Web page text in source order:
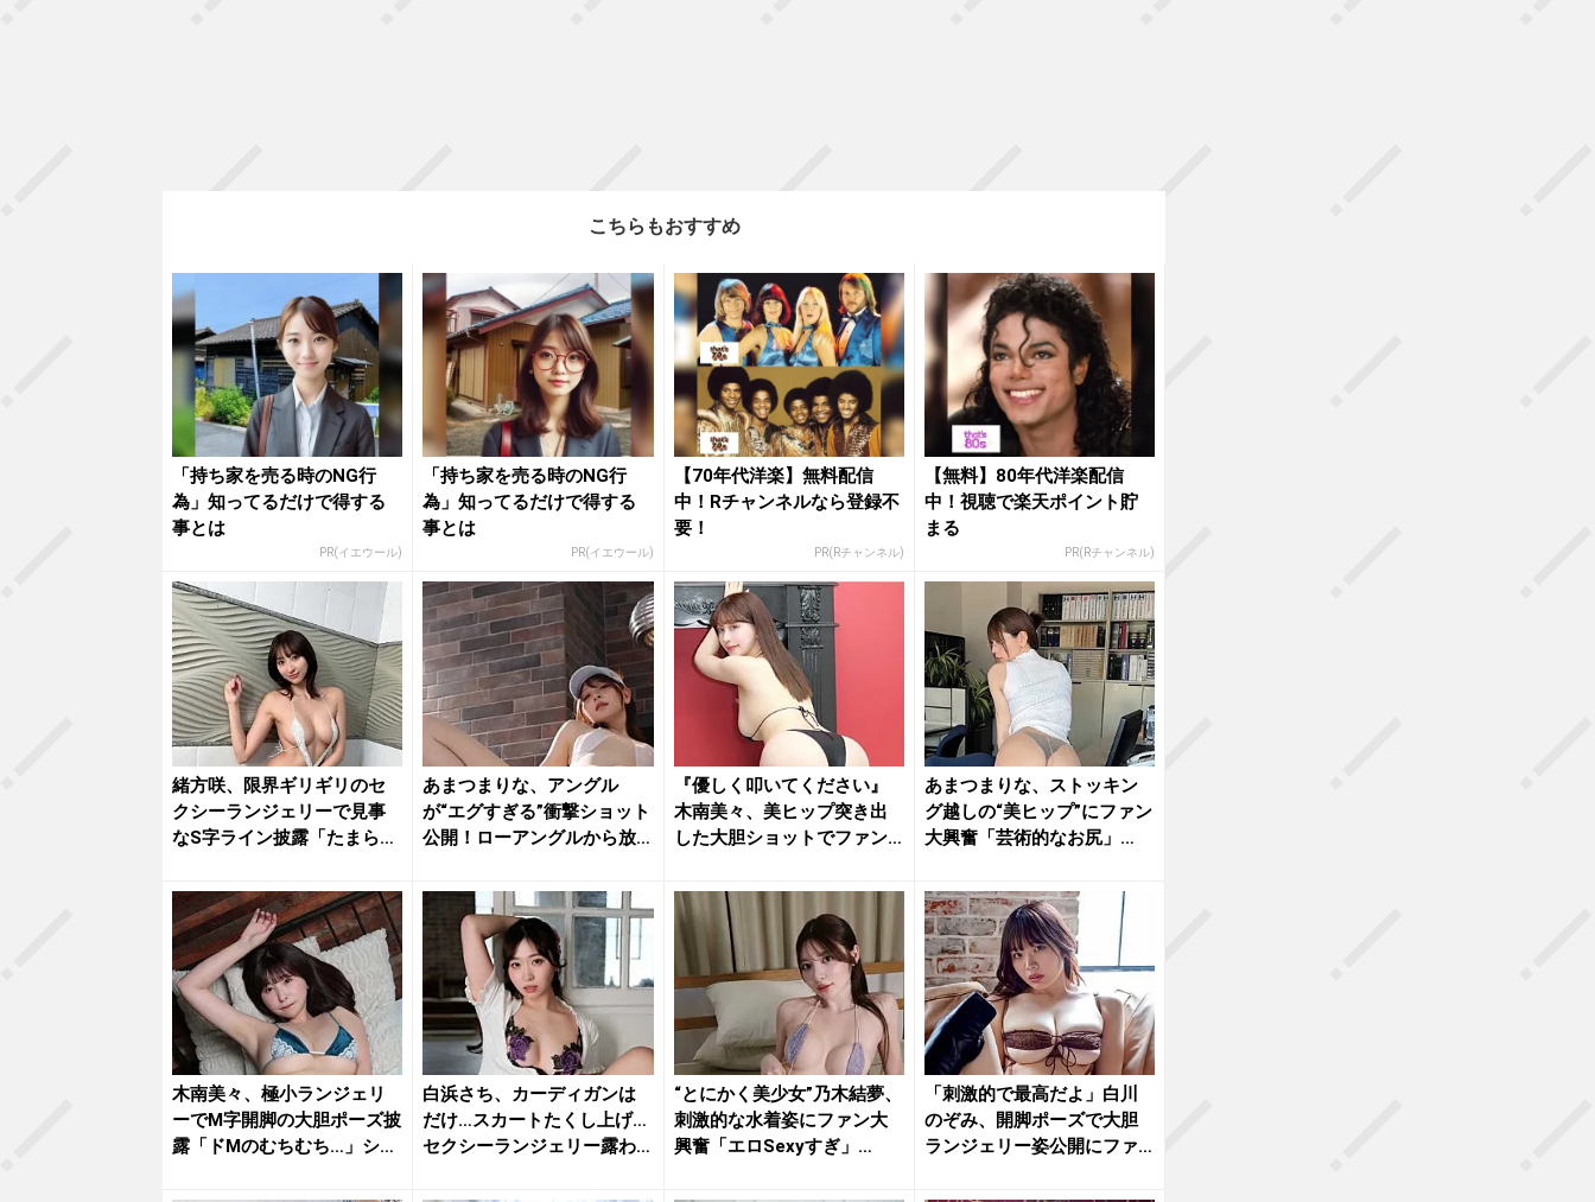
こちらもおすすめ
「持ち家を売る時のNG行
為」知ってるだけで得する
事とは
PR(イエウール)
「持ち家を売る時のNG行
為」知ってるだけで得する
事とは
PR(イエウール)
【70年代洋楽】無料配信
中！Rチャンネルなら登録不
要！
PR(Rチャンネル)
【無料】80年代洋楽配信
中！視聴で楽天ポイント貯
まる
PR(Rチャンネル)
緒方咲、限界ギリギリのセ
クシーランジェリーで見事
なS字ライン披露「たまらな
あまつまりな、アングル
が“エグすぎる”衝撃ショット
公開！ローアングルから放
『優しく叩いてください』
木南美々、美ヒップ突き出
した大胆ショットでファン
あまつまりな、ストッキン
グ越しの“美ヒップ”にファン
大興奮「芸術的なお尻」
木南美々、極小ランジェリ
ーでM字開脚の大胆ポーズ披
露「ドMのむちむち…」ショ
白浜さち、カーディガンは
だけ…スカートたくし上げ…
セクシーランジェリー露わ
“とにかく美少女”乃木結夢、
刺激的な水着姿にファン大
興奮「エロSexyすぎ」
「刺激的で最高だよ」白川
のぞみ、開脚ポーズで大胆
ランジェリー姿公開にファ